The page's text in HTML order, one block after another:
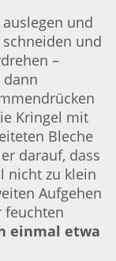
und
und
–
dann
Kringel mit
Bleche
darauf, dass
nicht zu klein
Aufgehen
feuchten
einmal etwa